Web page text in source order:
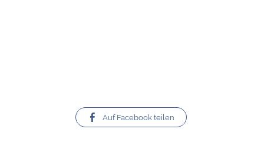
Auf Facebook teilen